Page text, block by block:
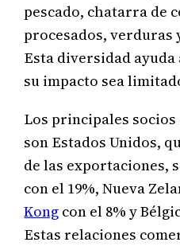
pescado, chatarra de
procesados, verduras
Esta diversidad ayuda
su impacto sea
Los principales
son Estados Unidos,
de las exportaciones,
con el 19%, Nueva
Kong con el 8% y
Estas relaciones